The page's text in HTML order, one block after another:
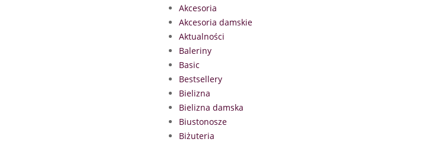
Akcesoria
Akcesoria damskie
Aktualności
Baleriny
Basic
Bestsellery
Bielizna
Bielizna damska
Biustonosze
Biżuteria